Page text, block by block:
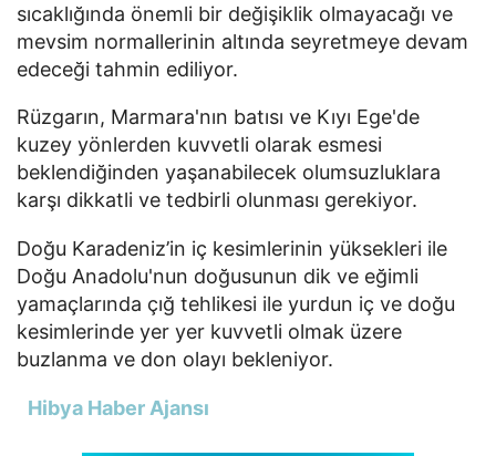
sıcaklığında önemli bir değişiklik olmayacağı ve
mevsim normallerinin altında seyretmeye devam
edeceği tahmin ediliyor.
Rüzgarın, Marmara'nın batısı ve Kıyı Ege'de
kuzey yönlerden kuvvetli olarak esmesi
beklendiğinden yaşanabilecek olumsuzluklara
karşı dikkatli ve tedbirli olunması gerekiyor.
Doğu Karadeniz’in iç kesimlerinin yüksekleri ile
Doğu Anadolu'nun doğusunun dik ve eğimli
yamaçlarında çığ tehlikesi ile yurdun iç ve doğu
kesimlerinde yer yer kuvvetli olmak üzere
buzlanma ve don olayı bekleniyor.
Hibya Haber Ajansı